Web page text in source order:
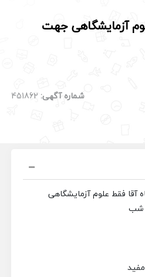
آزمایشگاهی جهت
شماره آگهی: 451862
آقا فقط علوم آزمایشگاهی